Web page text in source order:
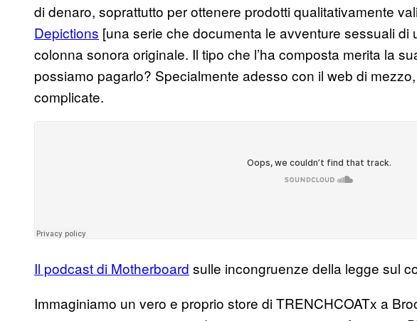
di denaro, soprattutto per ottenere prodotti qualitativamente
Depictions [una serie che documenta le avventure sessuali di
colonna sonora originale. Il tipo che l’ha composta merita la
possiamo pagarlo? Specialmente adesso con il web di
complicate.
Il podcast di Motherboard sulle incongruenze della legge sul
Immaginiamo un vero e proprio store di TRENCHCOATx a